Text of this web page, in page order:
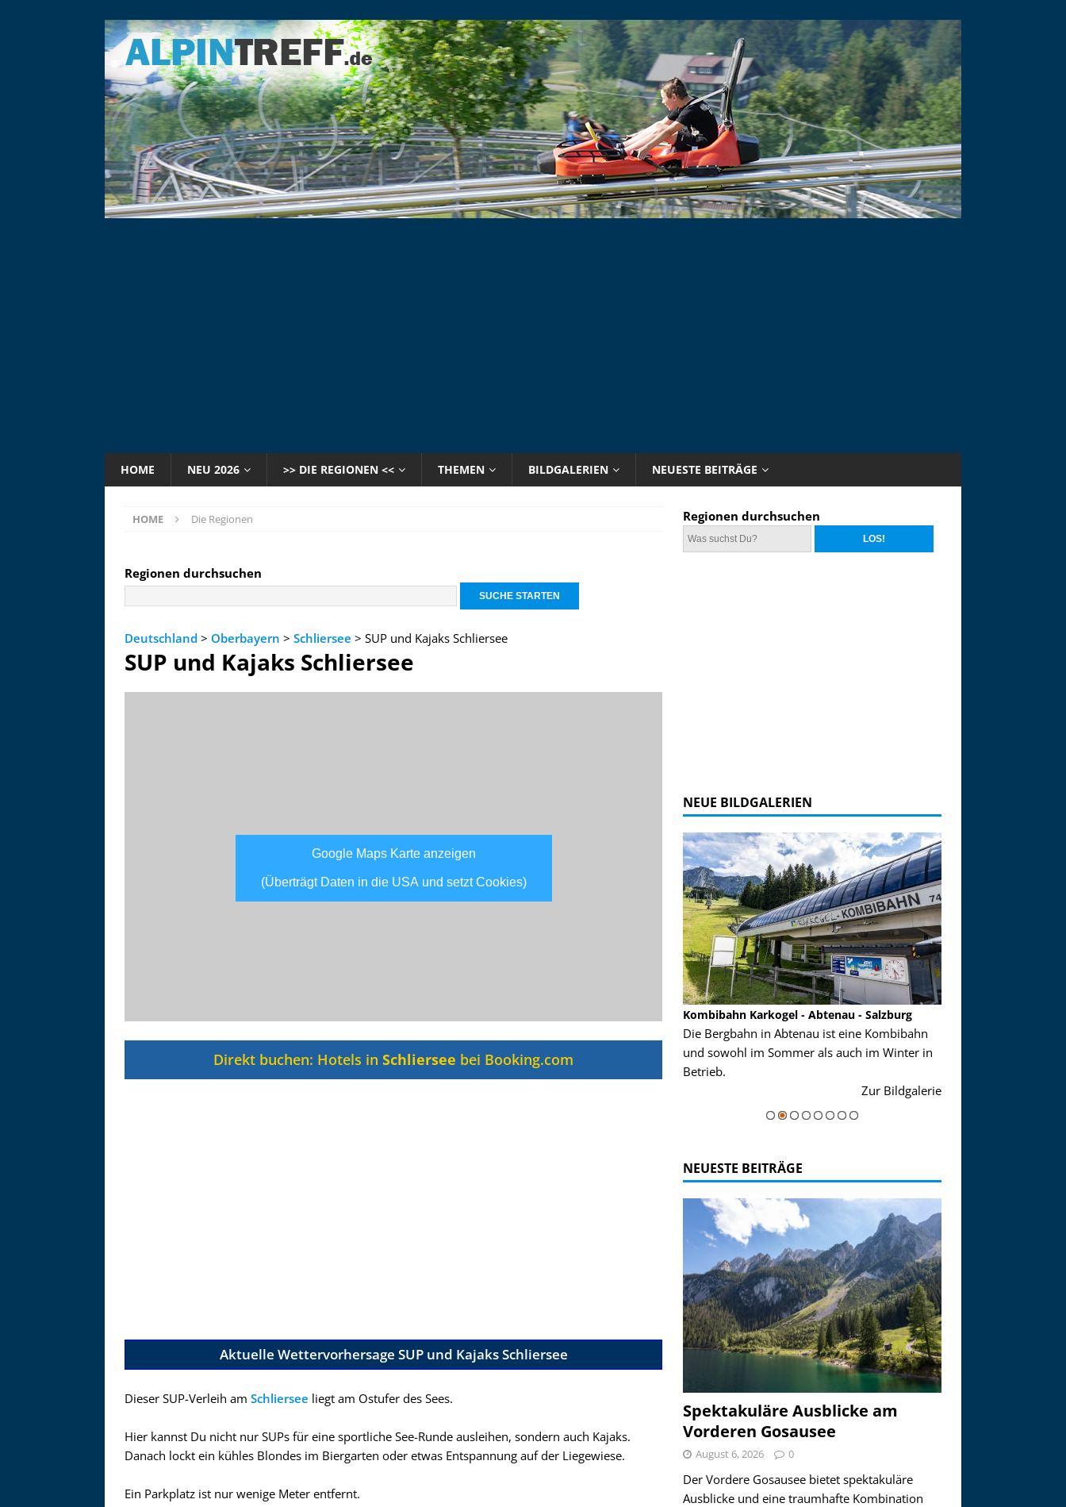
HOME NEU 2026 >> DIE REGIONEN << THEMEN BILDGALERIEN NEUESTE BEITRÄGE
HOME Die Regionen
Regionen durchsuchen
Deutschland > Oberbayern > Schliersee > SUP und Kajaks Schliersee
SUP und Kajaks Schliersee
Google Maps Karte anzeigen
(Überträgt Daten in die USA und setzt Cookies)
Direkt buchen: Hotels inSchliersee bei Booking.com
Aktuelle Wettervorhersage SUP und Kajaks Schliersee
Dieser SUP-Verleih am Schliersee liegt am Ostufer des Sees.
Hier kannst Du nicht nur SUPs für eine sportliche See-Runde ausleihen, sondern auch Kajaks.
Danach lockt ein kühles Blondes im Biergarten oder etwas Entspannung auf der Liegewiese.
Ein Parkplatz ist nur wenige Meter entfernt.
Regionen durchsuchen
NEUE BILDGALERIEN
Alpine Coaster in Imst! Hier kannst Du Dir
Bilder des Coasters ansehen.
Kombibahn Karkogel - Abtenau - Salzburg
Die Bergbahn in Abtenau ist eine Kombibahn
und sowohl im Sommer als auch im Winter in
Betrieb.
Zur Bildgaleriemajestätisch...
NEUESTE BEITRÄGE
Spektakuläre Ausblicke am
Vorderen Gosausee
August 6, 2026 0
Der Vordere Gosausee bietet spektakuläre
Ausblicke und eine traumhafte Kombination